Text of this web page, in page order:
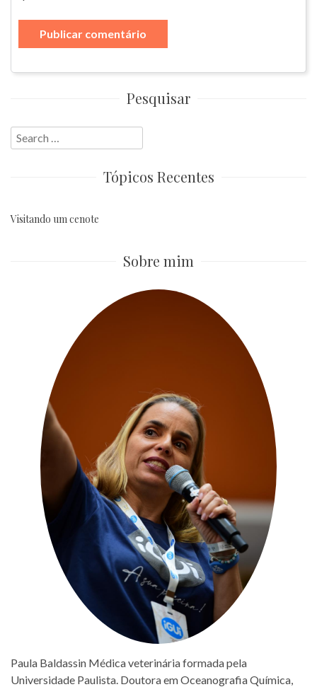
Pesquisar
Search
for:
Tópicos Recentes
Visitando um cenote
Sobre mim
Paula Baldassin Médica veterinária formada pela
Universidade Paulista. Doutora em Oceanografia Química,